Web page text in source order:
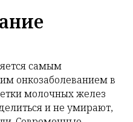
самым
онкозаболеванием в
молочных желез
и не умирают,